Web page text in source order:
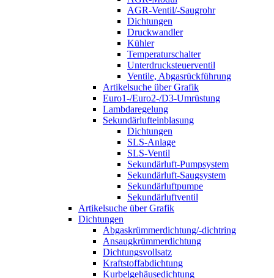
AGR-Ventil/-Saugrohr
Dichtungen
Druckwandler
Kühler
Temperaturschalter
Unterdrucksteuerventil
Ventile, Abgasrückführung
Artikelsuche über Grafik
Euro1-/Euro2-/D3-Umrüstung
Lambdaregelung
Sekundärlufteinblasung
Dichtungen
SLS-Anlage
SLS-Ventil
Sekundärluft-Pumpsystem
Sekundärluft-Saugsystem
Sekundärluftpumpe
Sekundärluftventil
Artikelsuche über Grafik
Dichtungen
Abgaskrümmerdichtung/-dichtring
Ansaugkrümmerdichtung
Dichtungsvollsatz
Kraftstoffabdichtung
Kurbelgehäusedichtung